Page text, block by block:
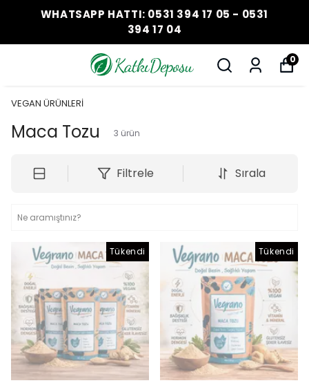
WHATSAPP HATTI: 0531 394 17 05 - 0531
394 17 04
0
VEGAN ÜRÜNLERİ
Maca Tozu 3 ürün
Filtrele Sırala
Tükendi Tükendi